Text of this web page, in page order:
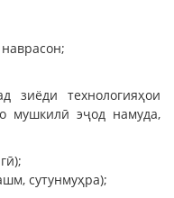
зиёди технологияҳои
мушкилӣ эҷод намуда,
сутунмуҳра);